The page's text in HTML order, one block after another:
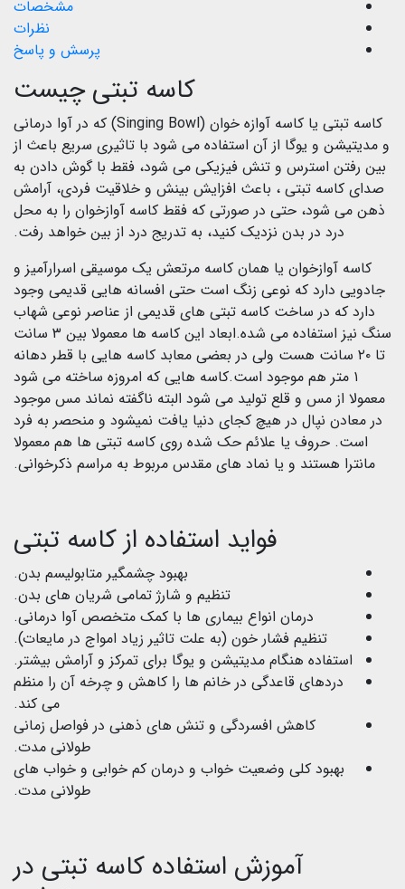
مشخصات
نظرات
پرسش و پاسخ
کاسه تبتی چیست
کاسه تبتی یا کاسه آوازه خوان (Singing Bowl) که در آوا درمانی
و مدیتیشن و یوگا از آن استفاده می شود با تاثیری سریع باعث از
بین رفتن استرس و تنش فیزیکی می شود، فقط با گوش دادن به
صدای کاسه تبتی ، باعث افزایش بینش و خلاقیت فردی، آرامش
ذهن می شود، حتی در صورتی که فقط کاسه آوازخوان را به محل
درد در بدن نزدیک کنید، به تدریج درد از بین خواهد رفت.
کاسه آوازخوان یا همان کاسه مرتعش یک موسیقی اسرارآمیز و
جادویی دارد که نوعی زنگ است حتی افسانه هایی قدیمی وجود
دارد که در ساخت کاسه تبتی های قدیمی از عناصر نوعی شهاب
سنگ نیز استفاده می شده.ابعاد این کاسه ها معمولا بین ۳ سانت
تا ۲۰ سانت هست ولی در بعضی معابد کاسه هایی با قطر دهانه
۱ متر هم موجود است.کاسه هایی که امروزه ساخته می شود
معمولا از مس و قلع تولید می شود البته ناگفته نماند مس موجود
در معادن نپال در هیچ کجای دنیا یافت نمیشود و منحصر به فرد
است. حروف یا علائم حک شده روی کاسه تبتی ها هم معمولا
مانترا هستند و یا نماد های مقدس مربوط به مراسم ذکرخوانی.
فواید استفاده از کاسه تبتی
بهبود چشمگیر متابولیسم بدن.
تنظیم و شارژ تمامی شریان های بدن.
درمان انواع بیماری ها با کمک متخصص آوا درمانی.
تنظیم فشار خون (به علت تاثیر زیاد امواج در مایعات).
استفاده هنگام مدیتیشن و یوگا برای تمرکز و آرامش بیشتر.
دردهای قاعدگی در خانم ها را کاهش و چرخه آن را منظم
می کند.
کاهش افسردگی و تنش های ذهنی در فواصل زمانی
طولانی مدت.
بهبود کلی وضعیت خواب و درمان کم خوابی و خواب های
طولانی مدت.
آموزش استفاده کاسه تبتی در